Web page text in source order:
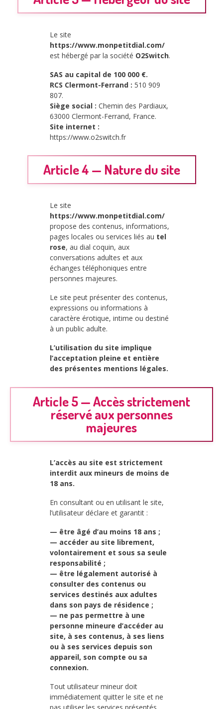
Le site
https://www.monpetitdial.com/
est hébergé par la société O2Switch.
SAS au capital de 100 000 €.
RCS Clermont-Ferrand : 510 909
807.
Siège social : Chemin des Pardiaux,
63000 Clermont-Ferrand, France.
Site internet :
https://www.o2switch.fr
Article 4 — Nature du site
Le site
https://www.monpetitdial.com/
propose des contenus, informations,
pages locales ou services liés au tel
rose, au dial coquin, aux
conversations adultes et aux
échanges téléphoniques entre
personnes majeures.
Le site peut présenter des contenus,
expressions ou informations à
caractère érotique, intime ou destiné
à un public adulte.
L’utilisation du site implique
l’acceptation pleine et entière
des présentes mentions légales.
Article 5 — Accès strictement
réservé aux personnes
majeures
L’accès au site est strictement
interdit aux mineurs de moins de
18 ans.
En consultant ou en utilisant le site,
l’utilisateur déclare et garantit :
— être âgé d’au moins 18 ans ;
— accéder au site librement,
volontairement et sous sa seule
responsabilité ;
— être légalement autorisé à
consulter des contenus ou
services destinés aux adultes
dans son pays de résidence ;
— ne pas permettre à une
personne mineure d’accéder au
site, à ses contenus, à ses liens
ou à ses services depuis son
appareil, son compte ou sa
connexion.
Tout utilisateur mineur doit
immédiatement quitter le site et ne